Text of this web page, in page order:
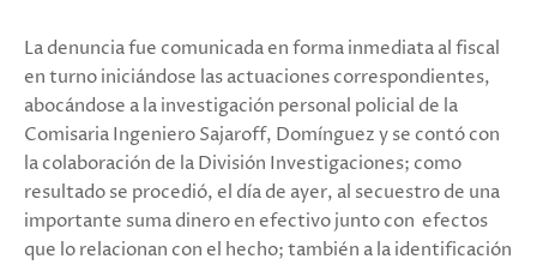
La denuncia fue comunicada en forma inmediata al fiscal
en turno iniciándose las actuaciones correspondientes,
abocándose a la investigación personal policial de la
Comisaria Ingeniero Sajaroff, Domínguez y se contó con
la colaboración de la División Investigaciones; como
resultado se procedió, el día de ayer, al secuestro de una
importante suma dinero en efectivo junto con efectos
que lo relacionan con el hecho; también a la identificación